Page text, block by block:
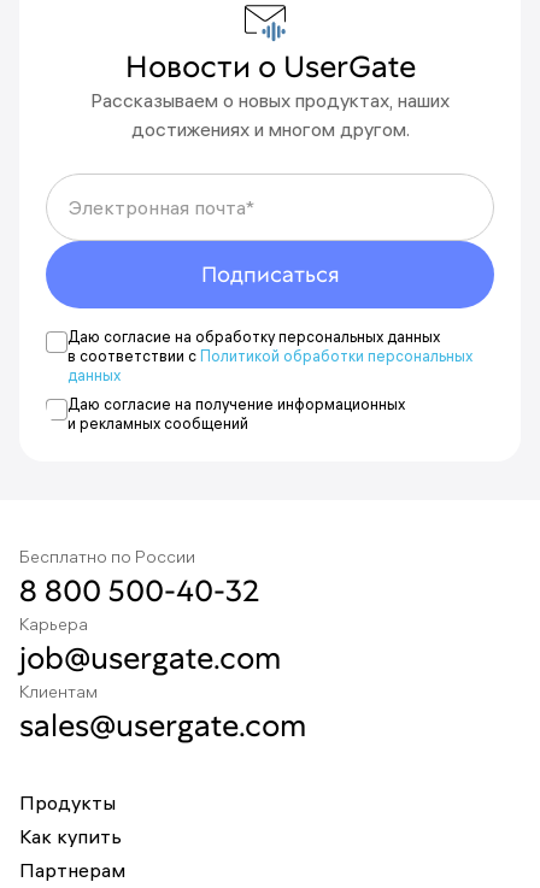
Новости о UserGate
Рассказываем о новых продуктах, наших
достижениях и многом другом.
Электронная почта*
Подписаться
Даю согласие на обработку персональных данных
в соответствии с Политикой обработки персональных
данных
Даю согласие на получение информационных
и рекламных сообщений
Вы подписаны на новости
Новости будут приходить на адрес {{email}}.
Отменить подписку можно в любой момент.
Указать другой адрес
Что-то пошло не так
Пожалуйста, попробуйте еще раз
позднее.
Бесплатно по России
8 800 500-40-32
Карьера
job@usergate.com
Клиентам
sales@usergate.com
Продукты
Как купить
Партнерам